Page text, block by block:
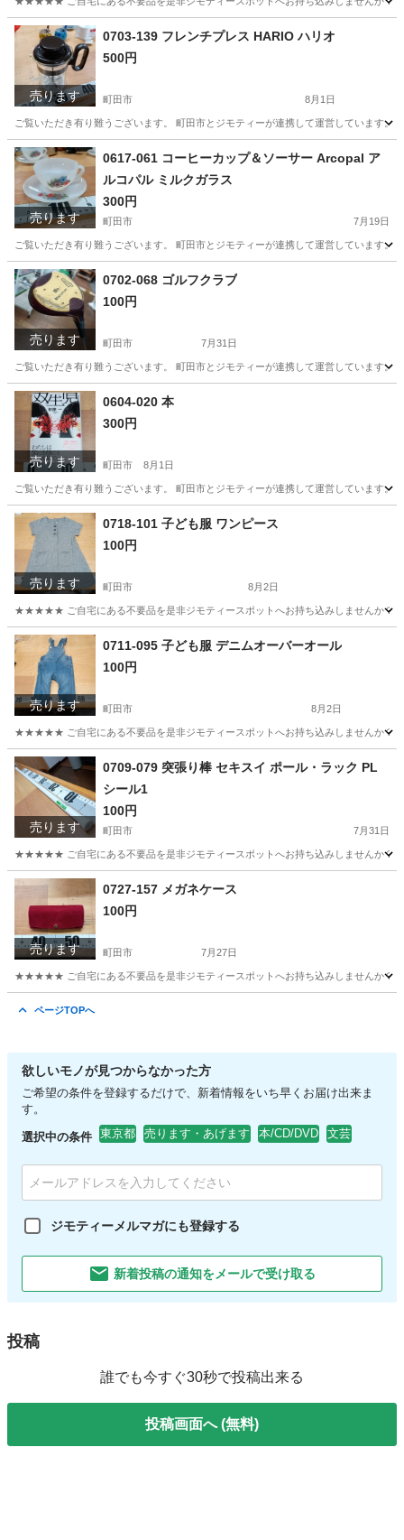
東京 町田市 キャミソール
売ります
0703-139 フレンチプレス HARIO ハリオ
500円
町田市 8月1日
ご覧いただき有り難うございます。 町田市とジモティーが連携して運営していま
東京 町田市 リユース
売ります
0617-061 コーヒーカップ＆ソーサー Arcopal ア
ルコパル ミルクガラス
300円
町田市 7月19日
ご覧いただき有り難うございます。 町田市とジモティーが連携して運営していま
東京 町田市 Arcopal
売ります
0702-068 ゴルフクラブ
100円
町田市 7月31日
ご覧いただき有り難うございます。 町田市とジモティーが連携して運営していま
東京 町田市 リユース
売ります
0604-020 本
300円
町田市 8月1日
ご覧いただき有り難うございます。 町田市とジモティーが連携して運営していま
東京 町田市 ビジネス、経済 リユース
売ります
0718-101 子ども服 ワンピース
100円
町田市 8月2日
★★★★★ ご自宅にある不要品を是非ジモティースポットへお持ち込みしませんか？
東京 町田市 キッズ用品 現地
売ります
0711-095 子ども服 デニムオーバーオール
100円
町田市 8月2日
★★★★★ ご自宅にある不要品を是非ジモティースポットへお持ち込みしませんか？
東京 町田市 ベビー用品 オーバーオール
売ります
0709-079 突張り棒 セキスイ ポール・ラック PL
シール1
100円
町田市 7月31日
★★★★★ ご自宅にある不要品を是非ジモティースポットへお持ち込みしませんか？
東京 町田市 ポール
売ります
0727-157 メガネケース
100円
町田市 7月27日
★★★★★ ご自宅にある不要品を是非ジモティースポットへお持ち込みしませんか？
ページTOPへ
欲しいモノが見つからなかった方
ご希望の条件を登録するだけで、新着情報をいち早くお届け出来ま
す。
選択中の条件 東京都 売ります・あげます 本/CD/DVD 文芸
ジモティーメルマガにも登録する
新着投稿の通知をメールで受け取る
投稿
誰でも今すぐ30秒で投稿出来る
投稿画面へ (無料)